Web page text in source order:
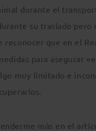
durante el
su traslado
reconocer que en el
para asegurar
muy limitado e
más en el